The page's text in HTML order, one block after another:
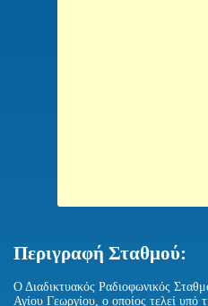
Περιγραφή Σταθμού:
Ο Διαδικτυακός Ραδιοφωνικός
Αγίου Γεωργίου, ο οποίος τελεί υπό